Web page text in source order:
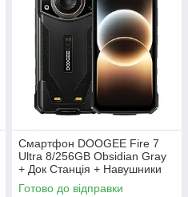
Смартфон DOOGEE Fire 7
Ultra 8/256GB Obsidian Gray
+ Док Станція + Навушники
Готово до відправки